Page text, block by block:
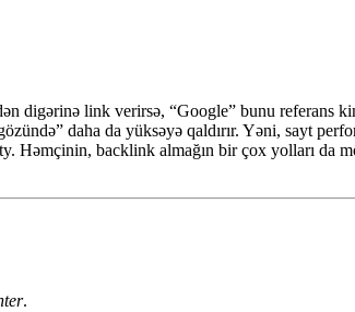
digərinə link verirsə, “Google” bunu referans
daha da yüksəyə qaldırır. Yəni, sayt
Həmçinin, backlink almağın bir çox yolları da
.